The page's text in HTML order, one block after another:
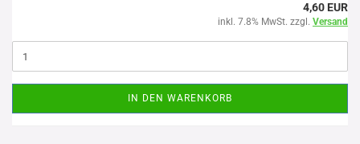
4,60 EUR
inkl. 7.8% MwSt. zzgl. Versand
IN DEN WARENKORB